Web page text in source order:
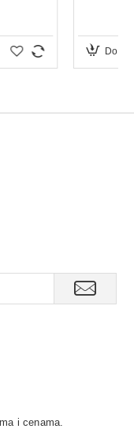
i cenama.